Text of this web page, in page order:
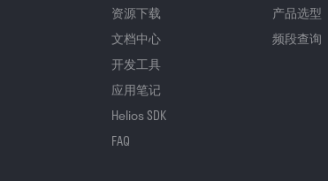
资源下载
文档中心
开发工具
应用笔记
Helios SDK
FAQ
产品选型
频段查询